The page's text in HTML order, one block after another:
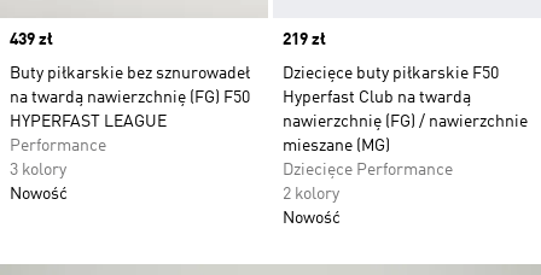
Price
439 zł
Buty piłkarskie bez sznurowadeł
na twardą nawierzchnię (FG) F50
HYPERFAST LEAGUE
Performance
3 kolory
Nowość
Price
219 zł
Dziecięce buty piłkarskie F50
Hyperfast Club na twardą
nawierzchnię (FG) / nawierzchnie
mieszane (MG)
Dziecięce Performance
2 kolory
Nowość